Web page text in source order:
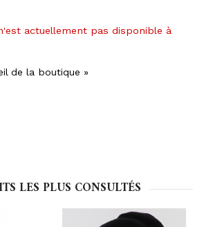
actuellement pas disponible à
de la boutique »
LES PLUS CONSULTÉS